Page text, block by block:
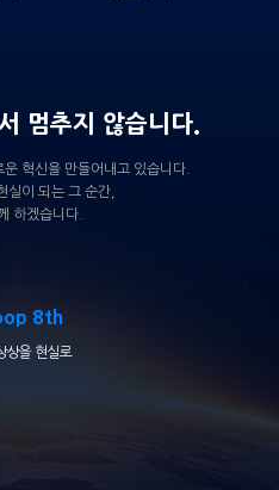
멈추지 않습니다.
혁신을 만들어내고 있습니다.
실이 되는 그 순간,
하겠습니다.
8th
상을 현실로